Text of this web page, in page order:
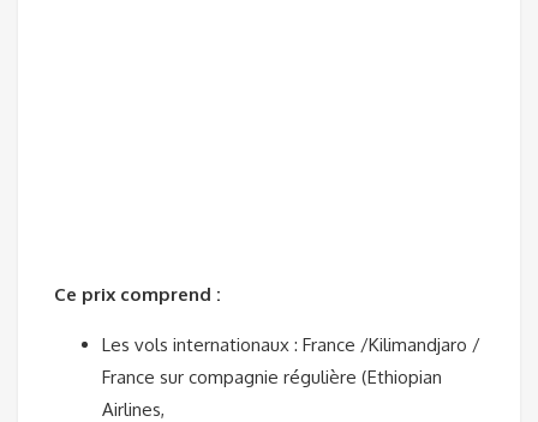
Ce prix comprend :
Les vols internationaux : France /Kilimandjaro /
France sur compagnie régulière (Ethiopian
Airlines,